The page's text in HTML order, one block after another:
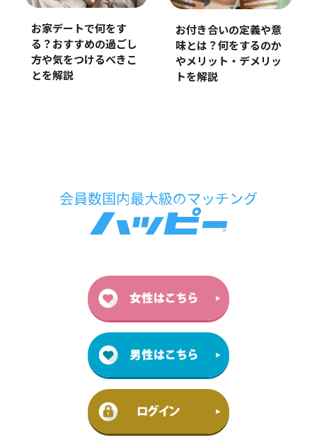
お家デートで何をす
る？おすすめの過ごし
方や気をつけるべきこ
とを解説
お付き合いの定義や意
味とは？何をするのか
やメリット・デメリッ
トを解説